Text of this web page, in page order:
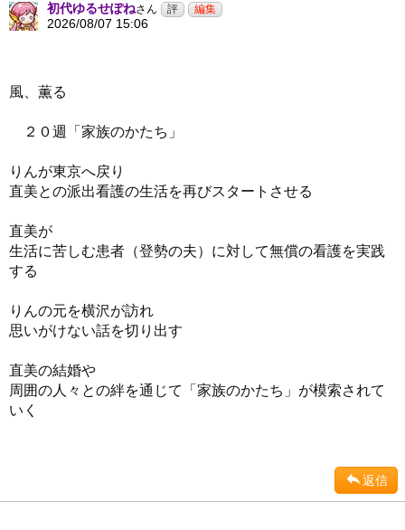
初代ゆるせぽねさん
2026/08/07 15:06
風、薫る
２０週「家族のかたち」
りんが東京へ戻り
直美との派出看護の生活を再びスタートさせる
直美が
生活に苦しむ患者（登勢の夫）に対して無償の看護を実践
する
りんの元を横沢が訪れ
思いがけない話を切り出す
直美の結婚や
周囲の人々との絆を通じて「家族のかたち」が模索されて
いく
返信